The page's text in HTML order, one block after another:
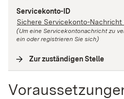
Servicekonto-ID
Sichere Servicekonto-Nachricht
(Um eine Servicekontonachricht zu
ein oder registrieren Sie sich)
Zur zuständigen Stelle